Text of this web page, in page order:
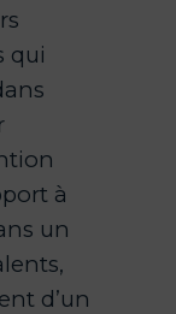
qui
à
un
d’un